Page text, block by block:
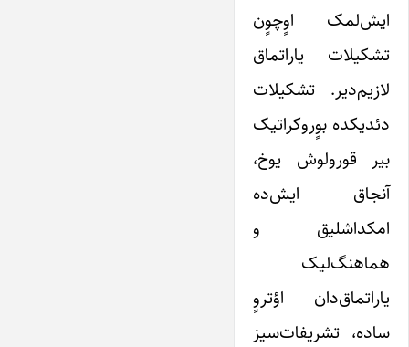
ایش‌لمک اوٍچوٍن
تشکیلات یاراتماق
لازیم‌دیر. تشکیلات
دئدیکده بوٍروکراتیک
بیر قورولوش یوخ،
آنجاق ایش‌ده
امکداشلیق و
هماهنگ‌لیک
یاراتماق‌دان اؤتروٍ
ساده، تشریفات‌سیز